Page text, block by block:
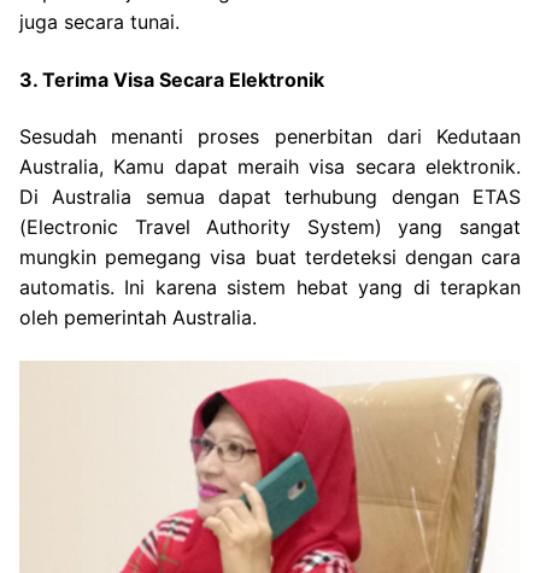
juga secara tunai.
3. Terima Visa Secara Elektronik
Sesudah menanti proses penerbitan dari Kedutaan
Australia, Kamu dapat meraih visa secara elektronik.
Di Australia semua dapat terhubung dengan ETAS
(Electronic Travel Authority System) yang sangat
mungkin pemegang visa buat terdeteksi dengan cara
automatis. Ini karena sistem hebat yang di terapkan
oleh pemerintah Australia.